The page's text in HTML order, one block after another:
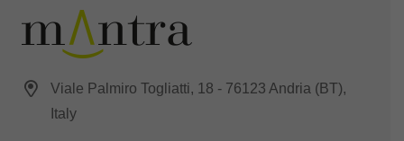
Viale Palmiro Togliatti, 18 - 76123 Andria (BT),
Italy